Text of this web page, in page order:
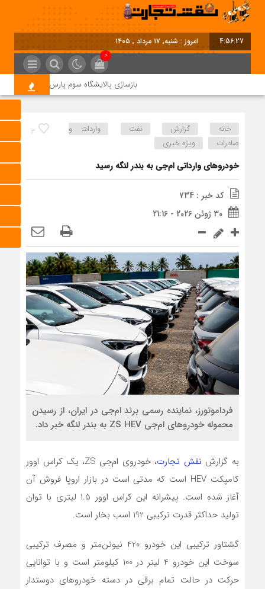
4:56:28 امروز : شنبه, ۱۷ مرداد , ۱۴۰۵
0
بازسازی پالایشگاه سوم پارس جنوبی کلید خورد
3 خانه گزارش نفت
واردات و
صادرات
ویژه خبری
خودروهای وارداتی ام‌جی به بندر لنگه رسید
کد خبر : 734
30 ژوئن 2026 - 21:16
فرداموتورز، نماینده رسمی برند ام‌جی در ایران، از رسیدن
محموله خودروهای ام‌جی ZS HEV به بندر لنگه خبر داد.
به گزارش نقش تجارت
، خودروی ام‌جی ZS، یک کراس اوور
کامپکت HEV است که مدتی است در بازار اروپا فروش آن
آغاز شده است. پیشرانه این کراس اوور 1.5 لیتری با توان
تولید حداکثر قدرت ترکیبی 192 اسب بخار است.
گشتاور ترکیبی این خودرو 420 نیوتن‌متر و مصرف ترکیبی
سوخت این خودرو 4 لیتر در 100 کیلومتر است و با توانایی
حرکت در حالت تمام برقی در دسته خودروهای دوستدار